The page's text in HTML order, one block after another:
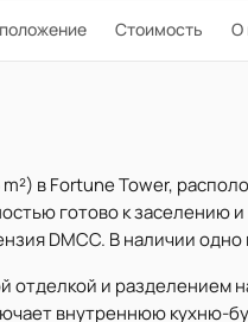
Стоимость О
в Fortune Tower,
готово к заселению
DMCC. В наличии
отделкой и разделением
внутреннюю кухню-